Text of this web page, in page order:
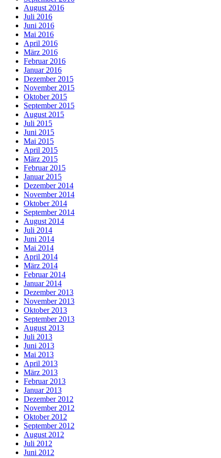
August 2016
Juli 2016
Juni 2016
Mai 2016
April 2016
März 2016
Februar 2016
Januar 2016
Dezember 2015
November 2015
Oktober 2015
September 2015
August 2015
Juli 2015
Juni 2015
Mai 2015
April 2015
März 2015
Februar 2015
Januar 2015
Dezember 2014
November 2014
Oktober 2014
September 2014
August 2014
Juli 2014
Juni 2014
Mai 2014
April 2014
März 2014
Februar 2014
Januar 2014
Dezember 2013
November 2013
Oktober 2013
September 2013
August 2013
Juli 2013
Juni 2013
Mai 2013
April 2013
März 2013
Februar 2013
Januar 2013
Dezember 2012
November 2012
Oktober 2012
September 2012
August 2012
Juli 2012
Juni 2012